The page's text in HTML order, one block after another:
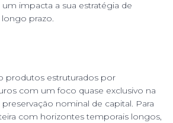
impacta a sua estratégia de
prazo.
produtos estruturados por
com um foco quase exclusivo na
nominal de capital. Para
com horizontes temporais longos,